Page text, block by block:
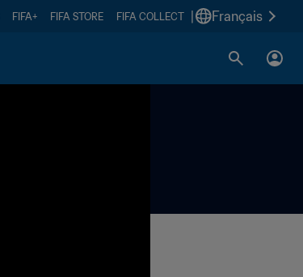
FIFA+ FIFA STORE FIFA COLLECT Français